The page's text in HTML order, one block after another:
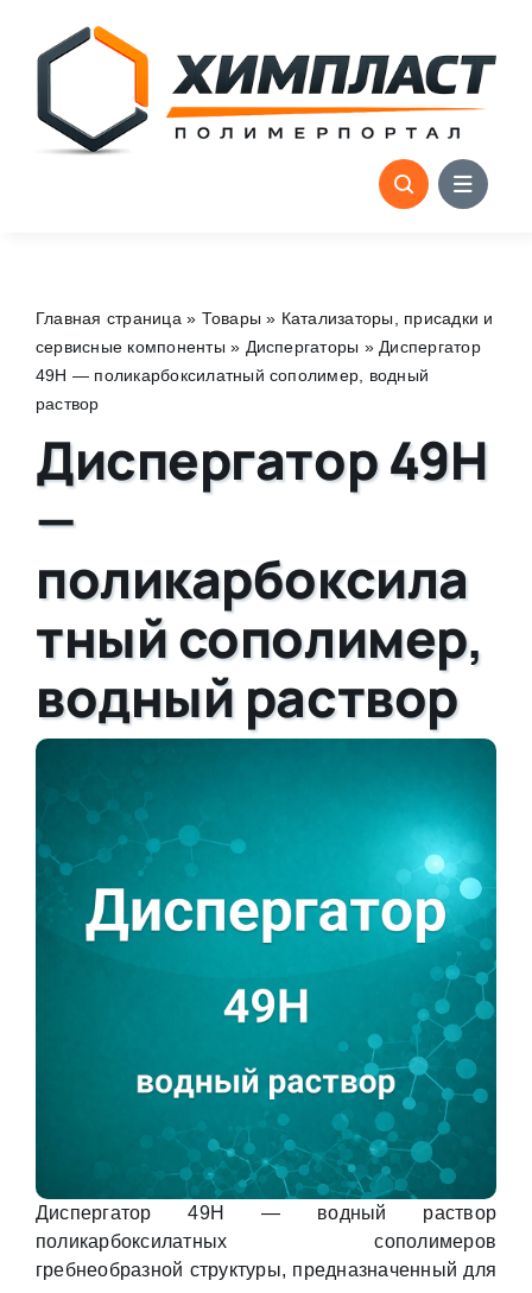
content
Главная страница » Товары » Катализаторы, присадки и
сервисные компоненты » Диспергаторы » Диспергатор
49Н — поликарбоксилатный сополимер, водный
раствор
Диспергатор 49Н
—
поликарбоксила
тный сополимер,
водный раствор
Диспергатор 49Н — водный раствор
поликарбоксилатных сополимеров
гребнеобразной структуры, предназначенный для